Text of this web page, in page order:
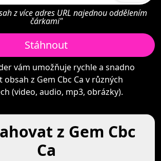
z více adres URL najednou oddělením
čárkami"
Stáhnout
vám umožňuje rychle a snadno
obsah z Gem Cbc Ca v různých
(video, audio, mp3, obrázky).
z Gem Cbc
Ca